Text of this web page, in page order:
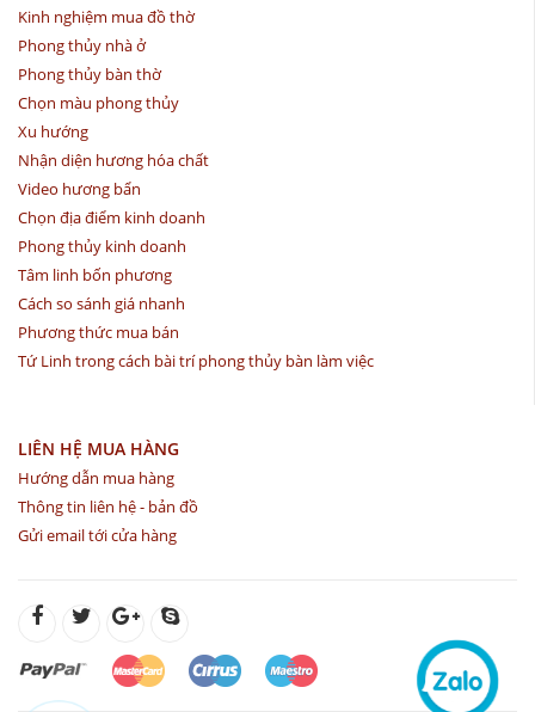
Kinh nghiệm mua đồ thờ
Phong thủy nhà ở
Phong thủy bàn thờ
Chọn màu phong thủy
Xu hướng
Nhận diện hương hóa chất
Video hương bẩn
Chọn địa điểm kinh doanh
Phong thủy kinh doanh
Tâm linh bốn phương
Cách so sánh giá nhanh
Phương thức mua bán
Tứ Linh trong cách bài trí phong thủy bàn làm việc
LIÊN HỆ MUA HÀNG
Hướng dẫn mua hàng
Thông tin liên hệ - bản đồ
Gửi email tới cửa hàng